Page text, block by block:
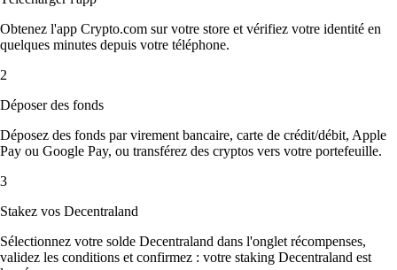
Obtenez l'app Crypto.com sur votre store et vérifiez votre identité en
quelques minutes depuis votre téléphone.
2
Déposer des fonds
Déposez des fonds par virement bancaire, carte de crédit/débit, Apple
Pay ou Google Pay, ou transférez des cryptos vers votre portefeuille.
3
Stakez vos Decentraland
Sélectionnez votre solde Decentraland dans l'onglet récompenses,
validez les conditions et confirmez : votre staking Decentraland est